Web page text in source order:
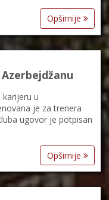
Opširnije
karijeru u
je za trenera
ugovor je potpisan
Opširnije